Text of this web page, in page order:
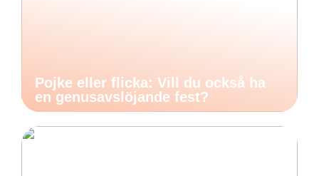
Pojke eller flicka: Vill du också ha
en genusavslöjande fest?